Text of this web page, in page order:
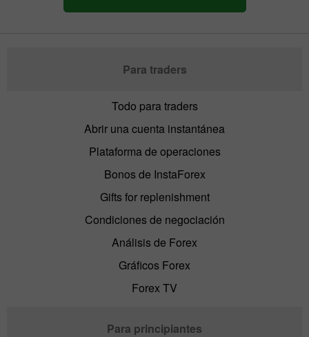
Para traders
Todo para traders
Abrir una cuenta instantánea
Plataforma de operaciones
Bonos de InstaForex
Gifts for replenishment
Condiciones de negociación
Análisis de Forex
Gráficos Forex
Forex TV
Para principiantes